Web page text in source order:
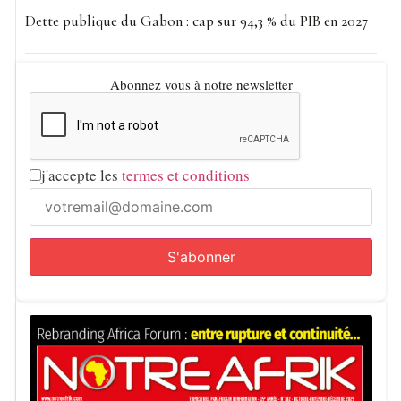
extraction de sable dans le fleuve Makona par une
entreprise libérienne à Foya. Les autorités guinéennes ont
saisi l’équipement utilisé faute d’autorisation, et la
situation s’est aggravée lorsque le drapeau libérien a été
déplacé près de la rive, interprété par Conakry comme une
«occupation illégale». Une réunion tenue le 8 mars à
Guéckédou avait amorcé un apaisement, le drapeau
devant être repositionné.
Bénin-Niger : une tension nocive
Mamadi Doumbouya entre fermeté et dialogue
Dimanche, le président Doumbouya a personnellement
remis le drapeau national aux soldats du dernier
contingent déployé, affirmant : «Moi, Mamadi
Dette publique du Gabon : cap sur 94,3 % du PIB en 2027
Abonnez vous à notre newsletter
j'accepte les termes et conditions